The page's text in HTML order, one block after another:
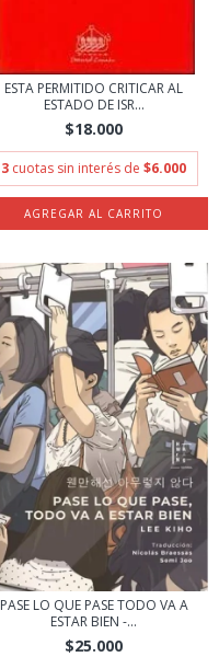
ESTA PERMITIDO CRITICAR AL
ESTADO DE ISR...
$18.000
3 cuotas sin interés de $6.000
PASE LO QUE PASE TODO VA A
ESTAR BIEN -...
$25.000